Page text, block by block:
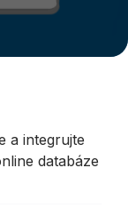
a integrujte
databáze